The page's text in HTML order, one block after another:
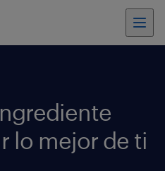
lo mejor de ti